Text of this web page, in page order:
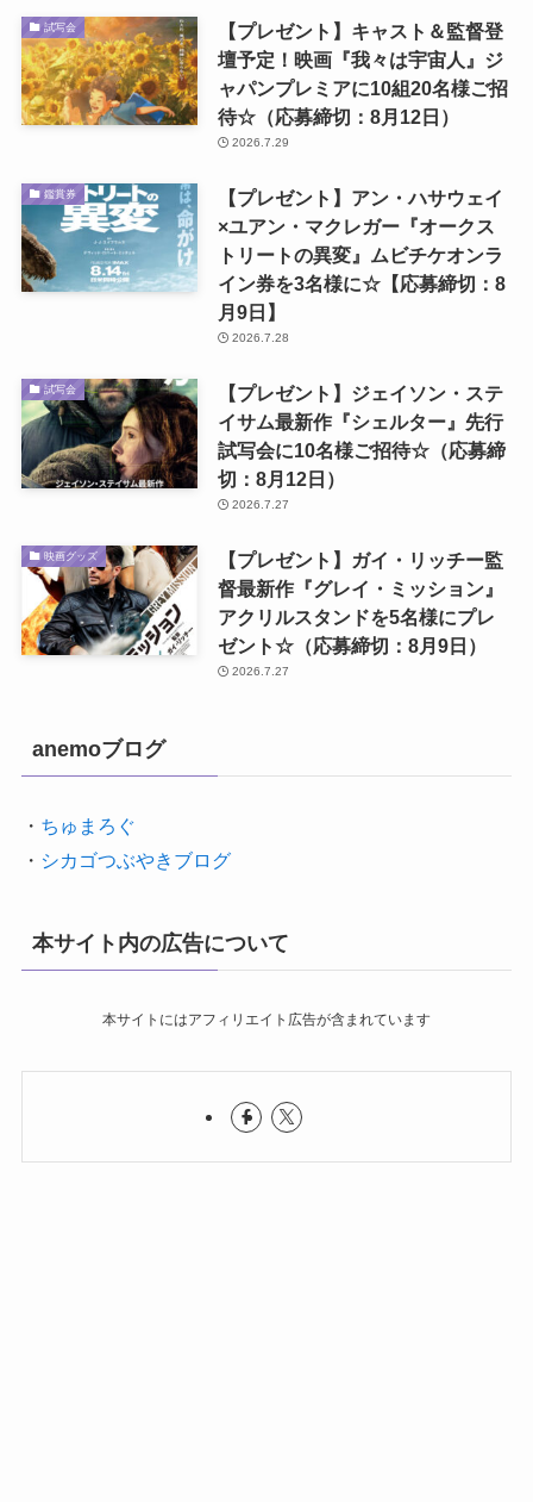
試写会
【プレゼント】キャスト＆監督登
壇予定！映画『我々は宇宙人』ジ
ャパンプレミアに10組20名様ご招
待☆（応募締切：8月12日）
2026.7.29
鑑賞券
【プレゼント】アン・ハサウェイ
×ユアン・マクレガー『オークス
トリートの異変』ムビチケオンラ
イン券を3名様に☆【応募締切：8
月9日】
2026.7.28
試写会
【プレゼント】ジェイソン・ステ
イサム最新作『シェルター』先行
試写会に10名様ご招待☆（応募締
切：8月12日）
2026.7.27
映画グッズ
【プレゼント】ガイ・リッチー監
督最新作『グレイ・ミッション』
アクリルスタンドを5名様にプレ
ゼント☆（応募締切：8月9日）
2026.7.27
anemoブログ
・ ちゅまろぐ
・ シカゴつぶやきブログ
本サイト内の広告について
本サイトにはアフィリエイト広告が含まれています